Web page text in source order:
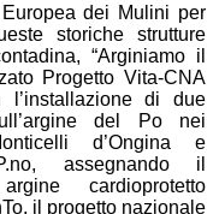
dei Mulini per
storiche strutture
“Arginiamo il
Progetto Vita-CNA
l’installazione di due
del Po nei
d’Ongina e
assegnando il
cardioprotetto
il progetto nazionale